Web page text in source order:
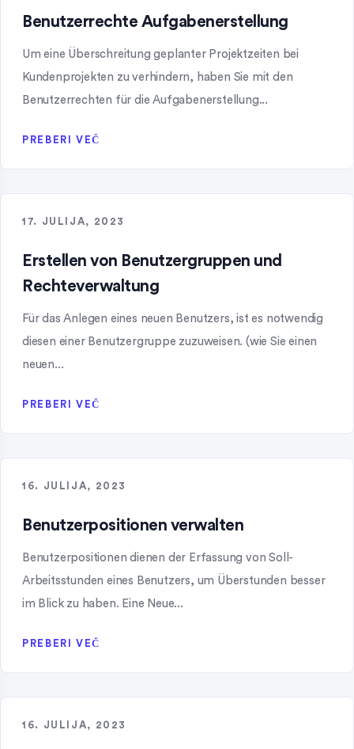
Benutzerrechte Aufgabenerstellung
Um eine Überschreitung geplanter Projektzeiten bei
Kundenprojekten zu verhindern, haben Sie mit den
Benutzerrechten für die Aufgabenerstellung...
PREBERI VEČ
17. JULIJA, 2023
Erstellen von Benutzergruppen und
Rechteverwaltung
Für das Anlegen eines neuen Benutzers, ist es notwendig
diesen einer Benutzergruppe zuzuweisen. (wie Sie einen
neuen...
PREBERI VEČ
16. JULIJA, 2023
Benutzerpositionen verwalten
Benutzerpositionen dienen der Erfassung von Soll-
Arbeitsstunden eines Benutzers, um Überstunden besser
im Blick zu haben. Eine Neue...
PREBERI VEČ
16. JULIJA, 2023